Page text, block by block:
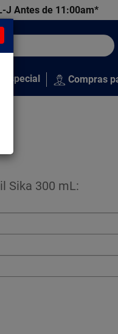
J Antes de 11:00am*
Compras
Sika 300 mL: